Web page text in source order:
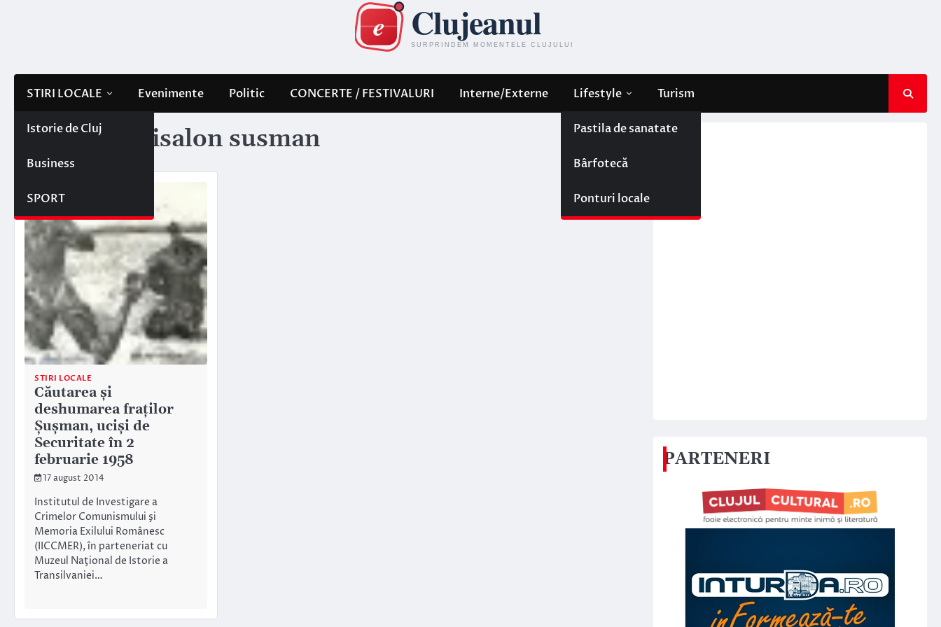
STIRI LOCALE
Istorie de Cluj
Business
SPORT
Evenimente Politic CONCERTE / FESTIVALURI Interne/Externe Lifestyle
Pastila de sanatate
Bârfotecă
Ponturi locale
Turism
Etichetă: avisalon susman
STIRI LOCALE
Căutarea şi
deshumarea fraţilor
Şuşman, ucişi de
Securitate în 2
februarie 1958
17 august 2014
Institutul de Investigare a
Crimelor Comunismului şi
Memoria Exilului Românesc
(IICCMER), în parteneriat cu
Muzeul Naţional de Istorie a
Transilvaniei…
PARTENERI